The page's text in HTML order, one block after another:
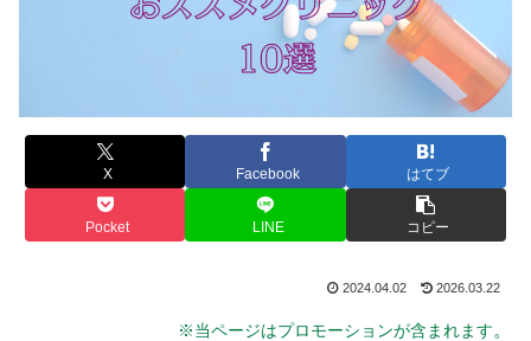
X Facebook はてブ
Pocket LINE コピー
2024.04.02 2026.03.22
※当ページはプロモーションが含まれます。